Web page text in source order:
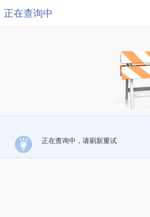
正在查询中
正在查询中，请刷新重试